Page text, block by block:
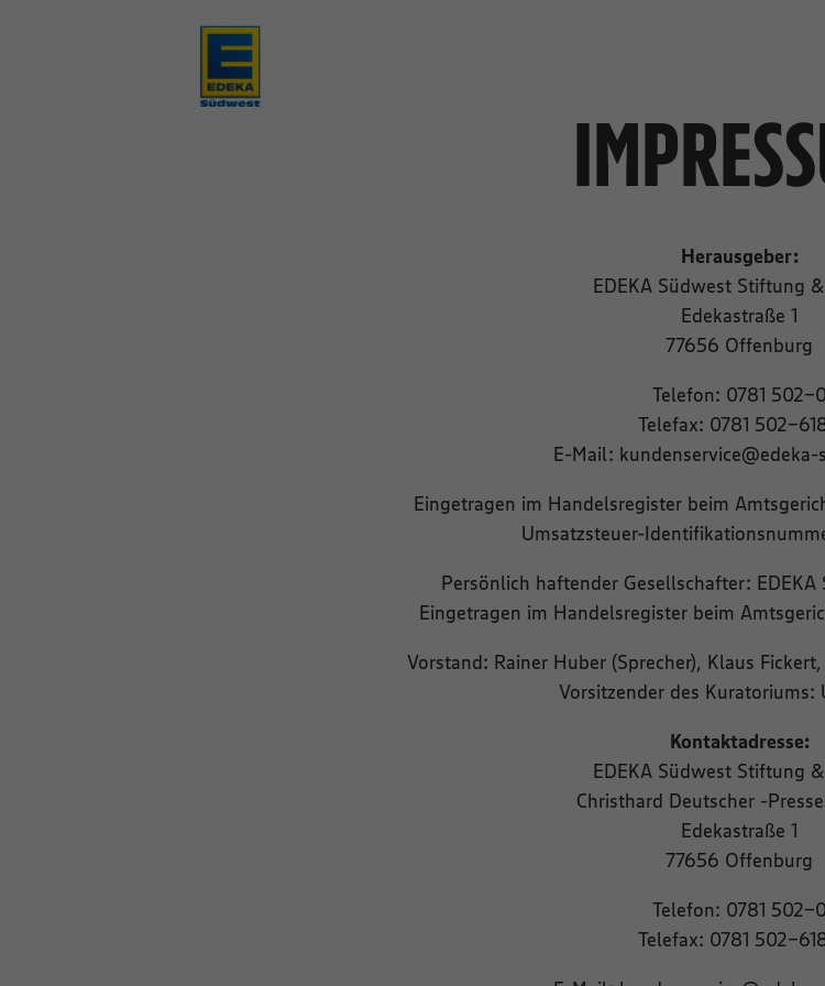
Herausgeber:
EDEKA Südwest Stiftung &
Edekastraße 1
77656 Offenburg
Telefon: 0781 502-0
Telefax: 0781 502-
E-Mail: kundenservice@edeka-
Eingetragen im Handelsregister beim
Umsatzsteuer-
Persönlich haftender Gesellschafter:
Eingetragen im Handelsregister beim
Vorstand: Rainer Huber (Sprecher), Klaus
Vorsitzender des Kuratoriums:
Kontaktadresse:
EDEKA Südwest Stiftung &
Christhard Deutscher -
Edekastraße 1
77656 Offenburg
Telefon: 0781 502-0
Telefax: 0781 502-